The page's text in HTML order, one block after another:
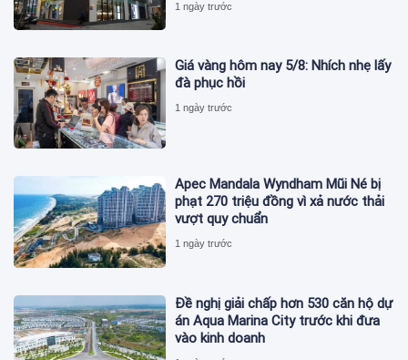
1 ngày trước
Giá vàng hôm nay 5/8: Nhích nhẹ lấy
đà phục hồi
1 ngày trước
Apec Mandala Wyndham Mũi Né bị
phạt 270 triệu đồng vì xả nước thải
vượt quy chuẩn
1 ngày trước
Đề nghị giải chấp hơn 530 căn hộ dự
án Aqua Marina City trước khi đưa
vào kinh doanh